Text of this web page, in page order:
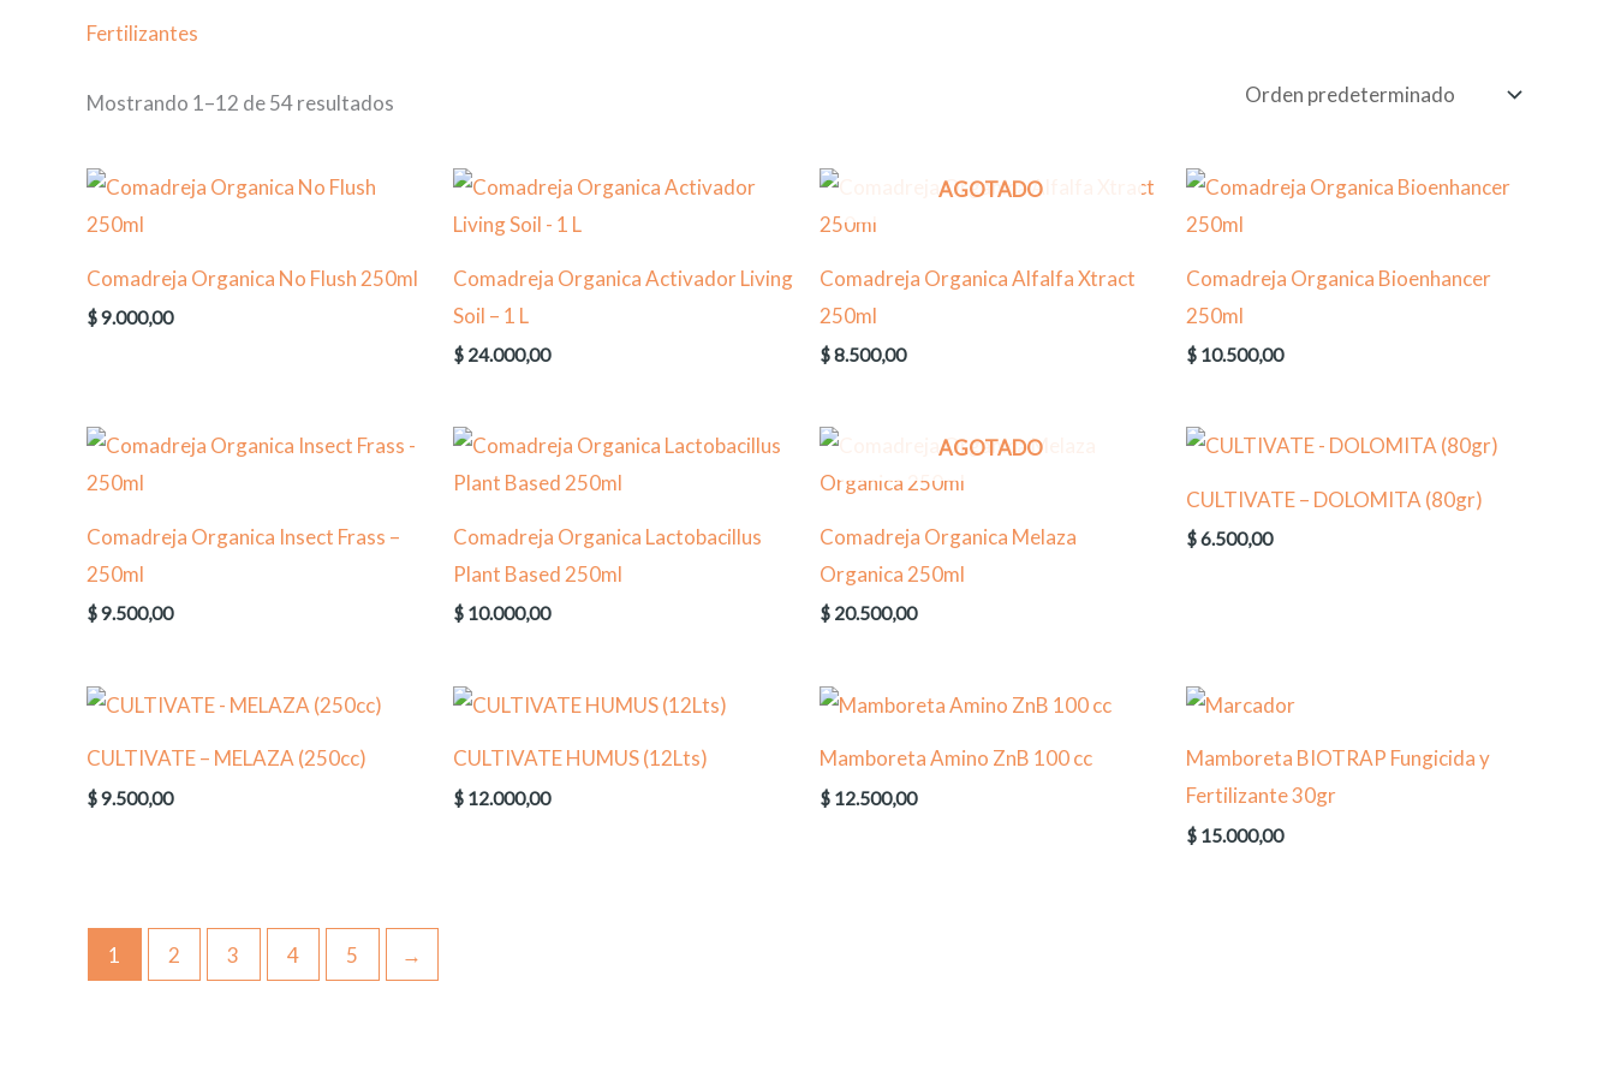
Fertilizantes
Mostrando 1–12 de 54 resultados
Comadreja Organica No Flush 250ml
$9.000,00
Comadreja Organica Activador Living
Soil – 1 L
$ 24.000,00
AGOTADO
Comadreja Organica Alfalfa Xtract
250ml
$8.500,00
Comadreja Organica Bioenhancer
250ml
$ 10.500,00
Comadreja Organica Insect Frass –
250ml
$9.500,00
Comadreja Organica Lactobacillus
Plant Based 250ml
$ 10.000,00
AGOTADO
Comadreja Organica Melaza
Organica 250ml
$ 20.500,00
CULTIVATE – DOLOMITA (80gr)
$6.500,00
CULTIVATE – MELAZA (250cc)
$9.500,00
CULTIVATE HUMUS (12Lts)
$ 12.000,00
Mamboreta Amino ZnB 100 cc
$ 12.500,00
Mamboreta BIOTRAP Fungicida y
Fertilizante 30gr
$ 15.000,00
1 2 3 4 5 →